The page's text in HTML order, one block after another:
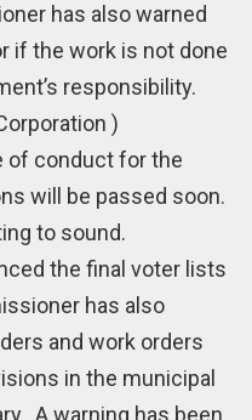
has also warned
if the work is not done
responsibility.
)
of conduct for the
will be passed soon.
to sound.
the final voter lists
has also
and work orders
in the municipal
A warning has been